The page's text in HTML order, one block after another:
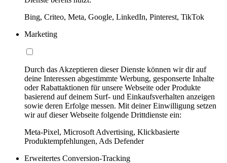
Bing, Criteo, Meta, Google, LinkedIn, Pinterest, TikTok
Marketing
Durch das Akzeptieren dieser Dienste können wir dir auf
deine Interessen abgestimmte Werbung, gesponserte Inhalte
oder Rabattaktionen für unsere Webseite oder Produkte
basierend auf deinem Surf- und Einkaufsverhalten anzeigen
sowie deren Erfolge messen. Mit deiner Einwilligung setzen
wir auf dieser Webseite folgende Drittdienste ein:
Meta-Pixel, Microsoft Advertising, Klickbasierte
Produktempfehlungen, Ads Defender
Erweitertes Conversion-Tracking